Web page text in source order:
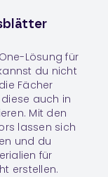
Lösung für
du nicht
Fächer
auch in
Mit den
lassen sich
und du
für
erstellen.